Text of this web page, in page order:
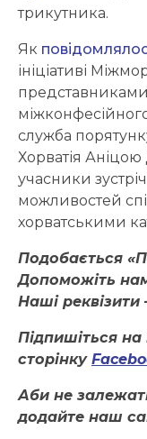
трикутника.
Як
ініціативі
представниками
служба
Хорватія
учасники
можливостей
хорватськими
Подобається
Допоможіть
Наші реквізити
Підпишіться
сторінку
Аби не
додайте наш